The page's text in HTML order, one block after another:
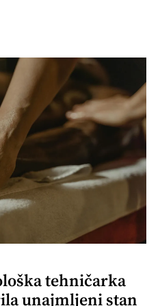
tehničarka
unajmljeni stan